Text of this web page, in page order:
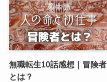
無職転生10話感想｜冒険者
とは？